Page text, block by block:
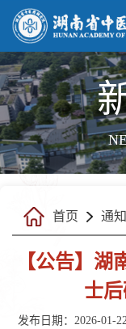
首页 通
【公告】湖
士
发布日期：2026-01-